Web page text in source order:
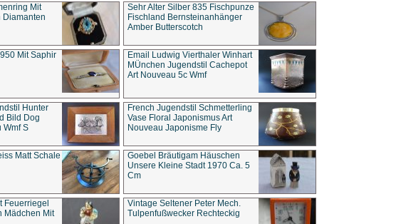
Mit
Diamanten
Sehr Alter Silber 835 Fischpunze
Fischland Bernsteinanhänger
Amber Butterscotch
Mit Saphir
Email Ludwig Vierthaler Winhart
MÜnchen Jugendstil Cachepot
Art Nouveau 5c Wmf
Hunter
Bild Dog
Wmf S
French Jugendstil Schmetterling
Vase Floral Japonismus Art
Nouveau Japonisme Fly
Matt Schale
Goebel Bräutigam Häuschen
Unsere Kleine Stadt 1970 Ca. 5
Cm
Feuerriegel
Mädchen Mit
Vintage Seltener Peter Mech.
Tulpenfußwecker Rechteckig